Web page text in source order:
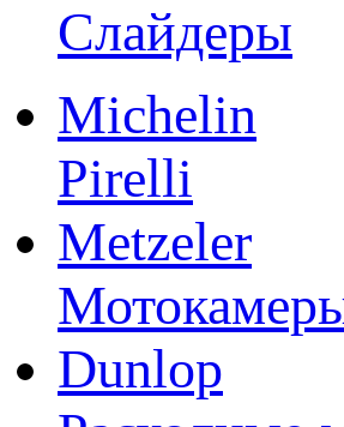
Слайдеры
Michelin
Pirelli
Metzeler
Dunlop